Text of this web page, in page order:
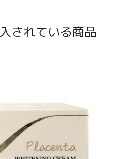
されている商品